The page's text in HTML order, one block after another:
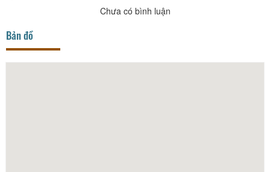
Chưa có bình luận
Bản đồ